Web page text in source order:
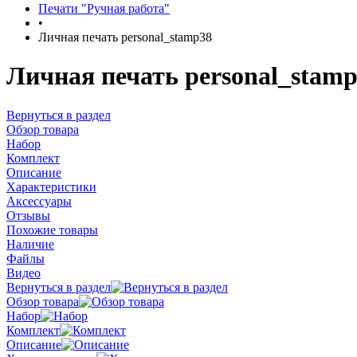
Печати "Ручная работа"
•
Личная печать personal_stamp38
Личная печать
Вернуться в раздел
Обзор товара
Набор
Комплект
Описание
Характеристики
Аксессуары
Отзывы
Похожие товары
Наличие
Файлы
Видео
Вернуться в раздел
Обзор товара
Набор
Комплект
Описание